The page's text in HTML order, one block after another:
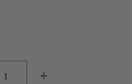
+